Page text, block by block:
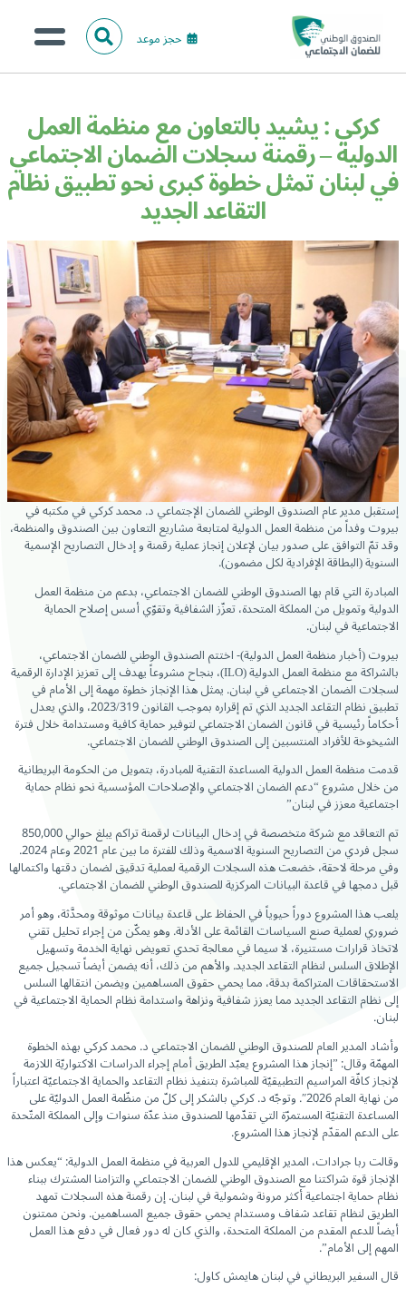
حجز موعد ا
ل
ث
الخدمات الالكترونية
المركز الإعلامي
تواصل معنا
البحث
كركي : يشيد بالتعاون مع منظمة العمل
الدولية – رقمنة سجلات الضمان الاجتماعي
في لبنان تمثل خطوة كبرى نحو تطبيق نظام
التقاعد الجديد
إستقبل مدير عام الصندوق الوطني للضمان الإجتماعي د. محمد كركي في مكتبه في
بيروت وفداً من منظمة العمل الدولية لمتابعة مشاريع التعاون بين الصندوق والمنظمة،
وقد تمّ التوافق على صدور بيان لإعلان إنجاز عملية رقمنة و إدخال التصاريح الإسمية
السنوية (البطاقة الإفرادية لكل مضمون).
المبادرة التي قام بها الصندوق الوطني للضمان الاجتماعي، بدعم من منظمة العمل
الدولية وتمويل من المملكة المتحدة، تعزّز الشفافية وتقوّي أسس إصلاح الحماية
الاجتماعية في لبنان.
بيروت (أخبار منظمة العمل الدولية)- اختتم الصندوق الوطني للضمان الاجتماعي،
بالشراكة مع منظمة العمل الدولية (ILO)، بنجاح مشروعاً يهدف إلى تعزيز الإدارة الرقمية
لسجلات الضمان الاجتماعي في لبنان. يمثل هذا الإنجاز خطوة مهمة إلى الأمام في
تطبيق نظام التقاعد الجديد الذي تم إقراره بموجب القانون 2023/319، والذي يعدل
أحكاماً رئيسية في قانون الضمان الاجتماعي لتوفير حماية كافية ومستدامة خلال فترة
الشيخوخة للأفراد المنتسبين إلى الصندوق الوطني للضمان الاجتماعي.
قدمت منظمة العمل الدولية المساعدة التقنية للمبادرة، بتمويل من الحكومة البريطانية
من خلال مشروع “دعم الضمان الاجتماعي والإصلاحات المؤسسية نحو نظام حماية
اجتماعية معزز في لبنان”
تم التعاقد مع شركة متخصصة في إدخال البيانات لرقمنة تراكم يبلغ حوالي 850,000
سجل فردي من التصاريح السنوية الاسمية وذلك للفترة ما بين عام 2021 وعام 2024.
وفي مرحلة لاحقة، خضعت هذه السجلات الرقمية لعملية تدقيق لضمان دقتها واكتمالها
قبل دمجها في قاعدة البيانات المركزية للصندوق الوطني للضمان الاجتماعي.
يلعب هذا المشروع دوراً حيوياً في الحفاظ على قاعدة بيانات موثوقة ومحدَّثة، وهو أمر
ضروري لعملية صنع السياسات القائمة على الأدلة. وهو يمكّن من إجراء تحليل تقني
لاتخاذ قرارات مستنيرة، لا سيما في معالجة تحدي تعويض نهاية الخدمة وتسهيل
الإطلاق السلس لنظام التقاعد الجديد. والأهم من ذلك، أنه يضمن أيضاً تسجيل جميع
الاستحقاقات المتراكمة بدقة، مما يحمي حقوق المساهمين ويضمن انتقالها السلس
إلى نظام التقاعد الجديد مما يعزز شفافية ونزاهة واستدامة نظام الحماية الاجتماعية في
لبنان.
وأشاد المدير العام للصندوق الوطني للضمان الاجتماعي د. محمد كركي بهذه الخطوة
المهمّة وقال: ”إنجاز هذا المشروع يعبّد الطريق أمام إجراء الدراسات الاكتواريّة اللازمة
لإنجاز كافّة المراسيم التطبيقيّة للمباشرة بتنفيذ نظام التقاعد والحماية الاجتماعيّة اعتباراً
من نهاية العام 2026″. وتوجّه د. كركي بالشكر إلى كلّ من منظّمة العمل الدوليّة على
المساعدة التقنيّة المستمرّة التي تقدّمها للصندوق منذ عدّة سنوات وإلى المملكة المتّحدة
على الدعم المقدّم لإنجاز هذا المشروع.
وقالت ربا جرادات، المدير الإقليمي للدول العربية في منظمة العمل الدولية: “يعكس هذا
الإنجاز قوة شراكتنا مع الصندوق الوطني للضمان الاجتماعي والتزامنا المشترك ببناء
نظام حماية اجتماعية أكثر مرونة وشمولية في لبنان. إن رقمنة هذه السجلات تمهد
الطريق لنظام تقاعد شفاف ومستدام يحمي حقوق جميع المساهمين. ونحن ممتنون
أيضاً للدعم المقدم من المملكة المتحدة، والذي كان له دور فعال في دفع هذا العمل
المهم إلى الأمام”.
قال السفير البريطاني في لبنان هايمش كاول: